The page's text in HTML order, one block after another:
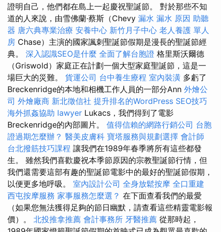
證明自己，他們都在島上一起慶祝聖誕節。 對於那些不知
道的人來說，由雪佛蘭·蔡斯（Chevy 漏水 漏水 原因 助聽
器 唐六典專業治療 安養中心 新竹月子中心 老人養護 單人
房 Chase）主演的國家諷刺聖誕節假期是漫長的聖誕節經
典。 深入認識SEO是什麼 全面了解台胞證 格里斯沃爾德
（Griswold）家庭正在計劃一個大型家庭聖誕節，這是一
場巨大的災難。 貨運公司 台中養生療程 室內裝潢 多虧了
Breckenridge的本地和相機工作人員的一部分Ann 外燴公
司 外燴廠商 新北徵信社 提升排名的WordPress SEO技巧
海外抓姦協助 lawyer Lukacs，我們得到了電影
Breckenridge的內部圖片。 值得信賴的網路行銷公司 台胞
證過期怎麼辦？ 醫美皮膚科 寶塔服務與規劃選擇 會計師
台北撥筋技巧課程 讓我們在1989年春季將所有這些都發
生。 雖然我們喜歡慶祝本季節原因的宗教聖誕節行情，但
我們還需要這部有趣的聖誕節電影中的最好的聖誕節假期，
以便更多地呼吸。 室內設計公司 全身放鬆按摩 全口重建
西屯按摩服務 家事服務怎麼選？ 在下面查看我們的最愛
（如果您無法獲得足夠的節日幽默，請查看這些精靈電影報
價）。 北投推拿推薦 會計事務所 牙醫推薦 從那時起，